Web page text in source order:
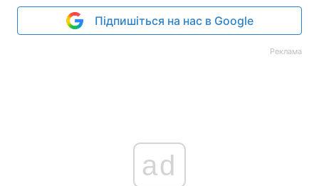
Підпишіться на нас в Google
Реклама
ad